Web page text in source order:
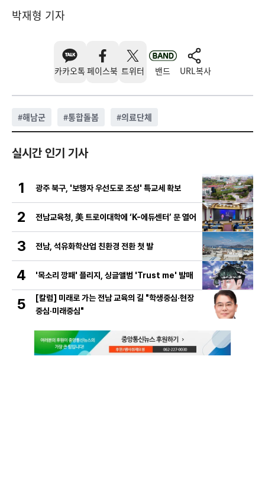
박재형 기자
카카오톡 페이스북 트위터 밴드 URL복사
#해남군 #통합돌봄 #의료단체
실시간 인기 기사
1 광주 북구, '보행자 우선도로 조성' 특교세 확보
2 전남교육청, 美 트로이대학에 ‘K-에듀센터’ 문 열어
3 전남, 석유화학산업 친환경 전환 첫 발
4 '목소리 깡패' 플리지, 싱글앨범 'Trust me' 발매
5
[칼럼] 미래로 가는 전남 교육의 길 "학생중심·현장
중심·미래중심"